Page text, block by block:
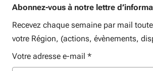
Abonnez-vous à notre lettre
Recevez chaque semaine par mail
votre Région, (actions, évènements,
Votre adresse e-mail *